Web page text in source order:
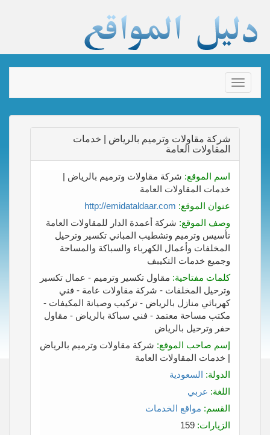
Toggle
navigation
شركة مقاولات وترميم بالرياض | خدمات
المقاولات العامة
اسم الموقع: شركة مقاولات وترميم بالرياض |
خدمات المقاولات العامة
عنوان الموقع: http://emidataldaar.com
وصف الموقع: شركة أعمدة الدار للمقاولات العامة
تأسيس وترميم وتشطيب المباني تكسير وترحيل
المخلفات وأعمال الكهرباء والسباكة والمساحة
وجميع خدمات التكيبف
كلمات مفتاحية: مقاول تكسير وترميم - عمال تكسير
وترحيل المخلفات - شركة مقاولات عامة - فني
كهربائي منازل بالرياض - تركيب وصيانة المكيفات -
مكتب مساحة معتمد - فني سباكة بالرياض - مقاول
حفر وترحيل بالرياض
إسم صاحب الموقع: شركة مقاولات وترميم بالرياض
| خدمات المقاولات العامة
الدولة: السعودية
اللغة: عربي
القسم: مواقع الخدمات
الزيارات: